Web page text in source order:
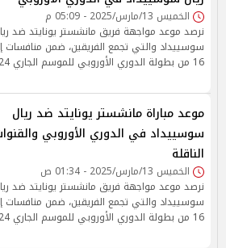
الخميس 13/مارس/2025 - 05:09 م
نرصد موعد مواجهة فريق مانشستر يونايتد ضد
سوسييداد والتي تجمع الفريقين، ضمن منافسات
16 من بطولة الدوري الأوروبي للموسم الجاري 2024-2025.
موعد مباراة مانشستر يونايتد ضد ريال
سوسييداد في الدوري الأوروبي
الناقلة
الخميس 13/مارس/2025 - 01:34 ص
نرصد موعد مواجهة فريق مانشستر يونايتد ضد
سوسييداد والتي تجمع الفريقين، ضمن منافسات
16 من بطولة الدوري الأوروبي للموسم الجاري 2024-2025.